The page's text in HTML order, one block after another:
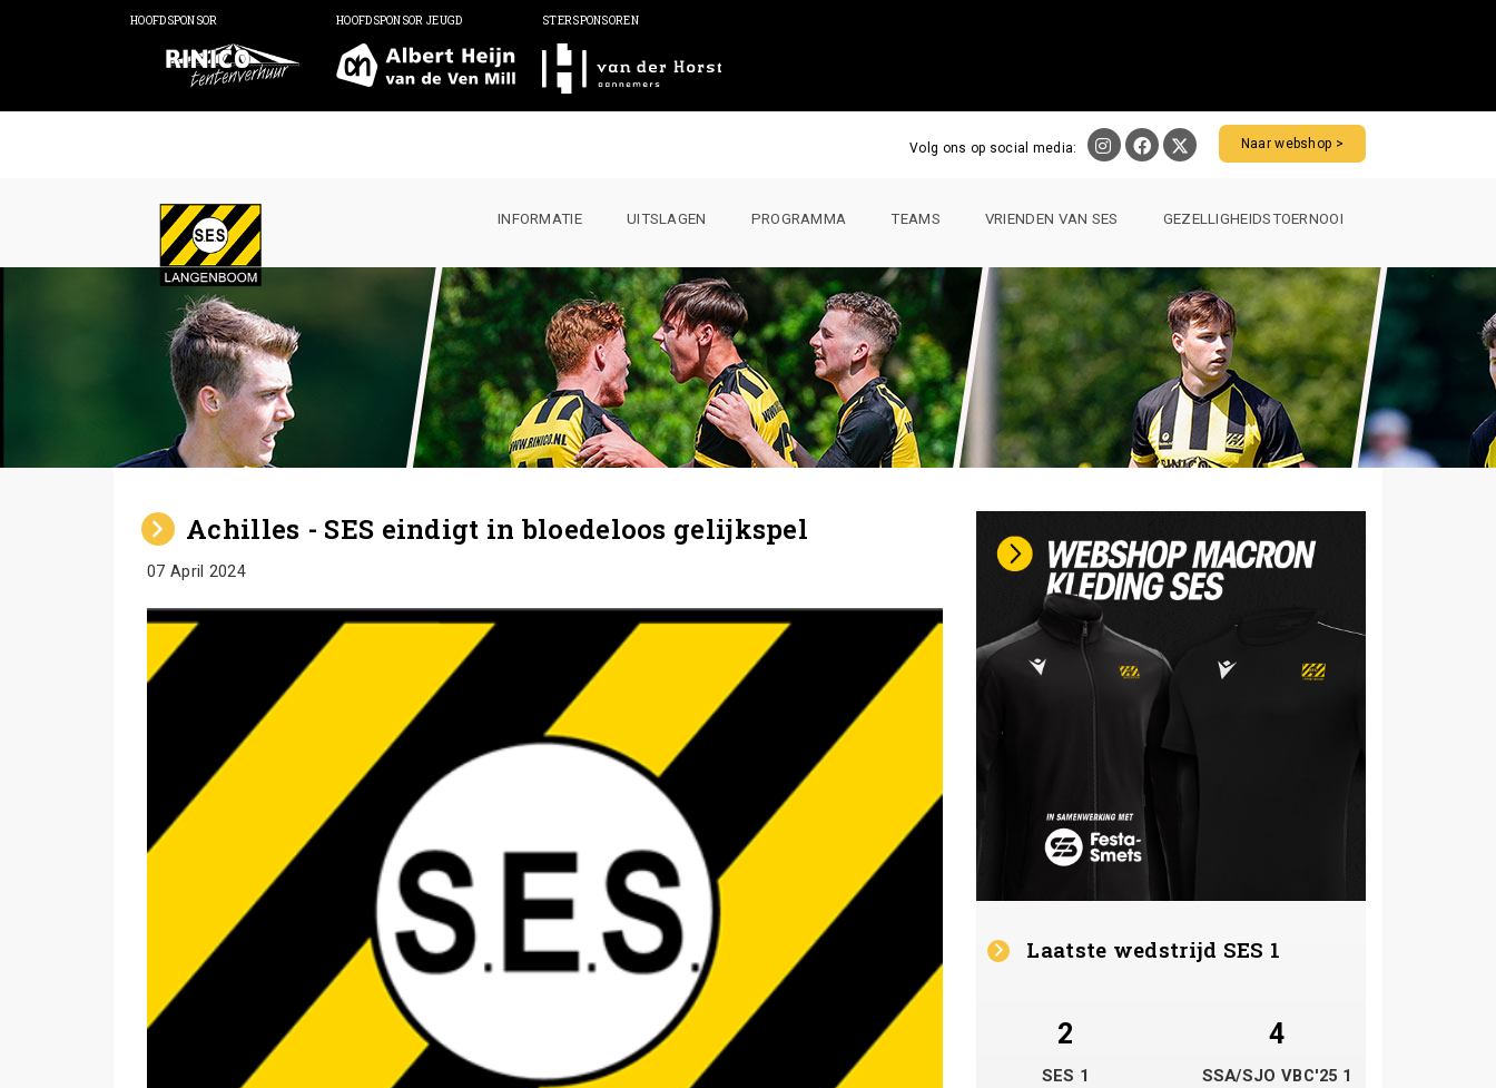
HOOFDSPONSOR HOOFDSPONSOR JEUGD STERSPONSOREN
Volg ons op social media: Naar webshop >
INFORMATIE UITSLAGEN PROGRAMMA TEAMS VRIENDEN VAN SES GEZELLIGHEIDSTOERNOOI
Achilles - SES eindigt in bloedeloos gelijkspel
07 April 2024
Laatste wedstrijd SES 1
2 4
SES 1 SSA/SJO VBC'25 1